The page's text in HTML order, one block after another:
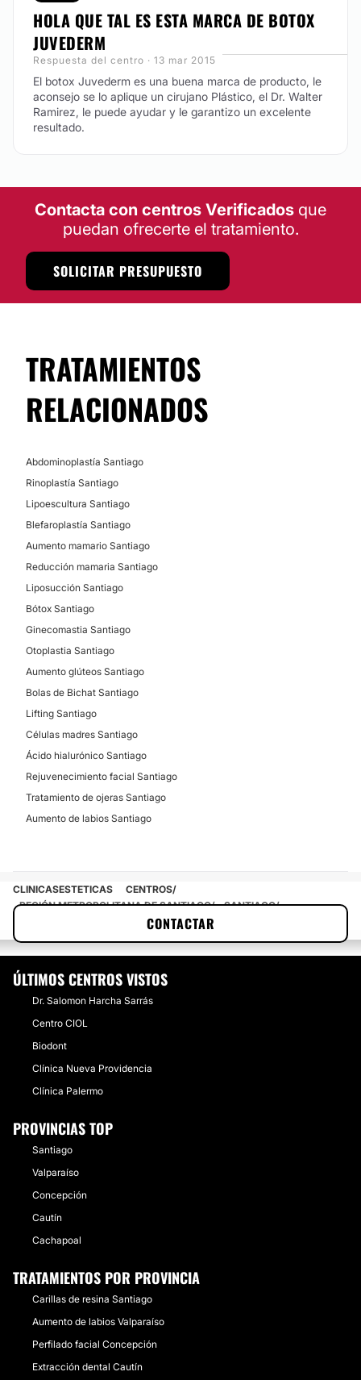
HOLA QUE TAL ES ESTA MARCA DE BOTOX
JUVEDERM
Respuesta del centro · 13 mar 2015
El botox Juvederm es una buena marca de producto, le
aconsejo se lo aplique un cirujano Plástico, el Dr. Walter
Ramirez, le puede ayudar y le garantizo un excelente
resultado.
Contacta con centros Verificados que
puedan ofrecerte el tratamiento.
SOLICITAR PRESUPUESTO
TRATAMIENTOS
RELACIONADOS
Abdominoplastía Santiago
Rinoplastía Santiago
Lipoescultura Santiago
Blefaroplastía Santiago
Aumento mamario Santiago
Reducción mamaria Santiago
Liposucción Santiago
Bótox Santiago
Ginecomastia Santiago
Otoplastia Santiago
Aumento glúteos Santiago
Bolas de Bichat Santiago
Lifting Santiago
Células madres Santiago
Ácido hialurónico Santiago
Rejuvenecimiento facial Santiago
Tratamiento de ojeras Santiago
Aumento de labios Santiago
CONTACTAR
CLINICASESTETICAS
CENTROS
REGIÓN METROPOLITANA DE SANTIAGO
SANTIAGO
DR. WALTER RAMÍREZ PARDO
ÚLTIMOS CENTROS VISTOS
Dr. Salomon Harcha Sarrás
Centro CIOL
Biodont
Clínica Nueva Providencia
Clínica Palermo
PROVINCIAS TOP
Santiago
Valparaíso
Concepción
Cautín
Cachapoal
TRATAMIENTOS POR PROVINCIA
Carillas de resina Santiago
Aumento de labios Valparaíso
Perfilado facial Concepción
Extracción dental Cautín